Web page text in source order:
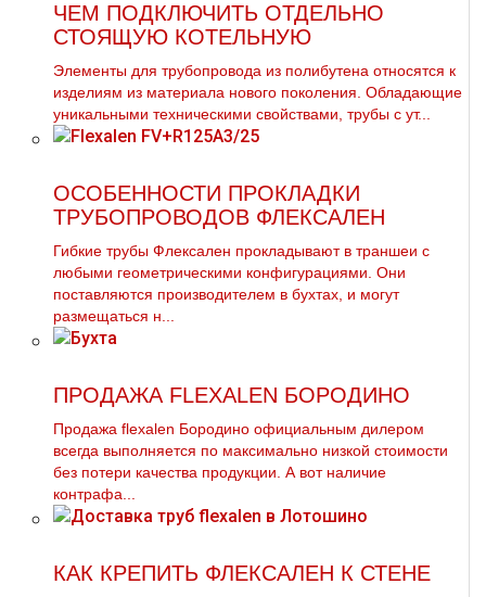
ЧЕМ ПОДКЛЮЧИТЬ ОТДЕЛЬНО
СТОЯЩУЮ КОТЕЛЬНУЮ
Элементы для тpубопровода из полибутена относятся к
изделиям из материала нового поколения. Обладающие
уникальными техническими свойствами, тpубы с ут...
ОСОБЕННОСТИ ПРОКЛАДКИ
ТРУБОПРОВОДОВ ФЛЕКСАЛЕН
Гибкие тpубы Флексален прокладывают в траншеи с
любыми геометрическими конфигурациями. Они
поставляются производителем в бухтах, и могут
размещаться н...
ПРОДАЖА FLEXALEN БОРОДИНО
Продажа flехalеn Бородино официальным дилером
всегда выполняется по максимально низкой стоимости
без потери качества продукции. А вот наличие
контрафа...
КАК КРЕПИТЬ ФЛЕКСАЛЕН К СТЕНЕ